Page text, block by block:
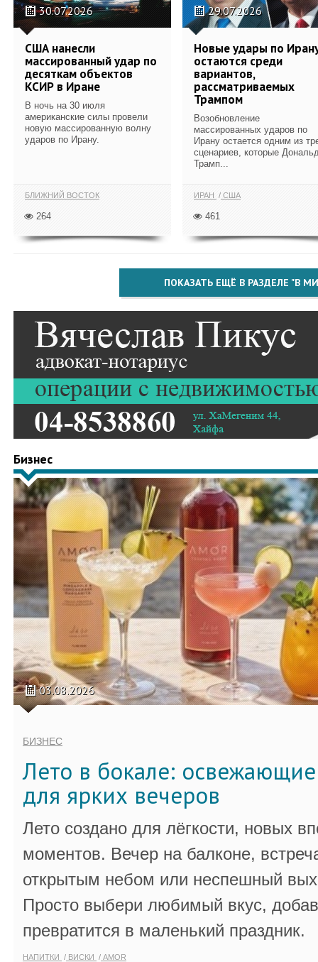
30.07.2026
США нанесли
массированный удар по
десяткам объектов
КСИР в Иране
В ночь на 30 июля
американские силы провели
новую массированную волну
ударов по Ирану.
БЛИЖНИЙ ВОСТОК
264
29.07.2026
Новые удары по
остаются среди
вариантов,
рассматриваемых
Трампом
Возобновление
массированных ударов по
Ирану остается одним из
сценариев, которые
Трамп...
ИРАН США
461
ПОКАЗАТЬ ЕЩЁ В РАЗДЕЛЕ "В
Бизнес
03.08.2026
БИЗНЕС
Лето в бокале:
для ярких вечеров
Лето создано для лёгкости, новых
моментов. Вечер на балконе,
открытым небом или неспешный
Просто выбери любимый вкус,
превратится в маленький праздник.
НАПИТКИ ВИСКИ AMOR